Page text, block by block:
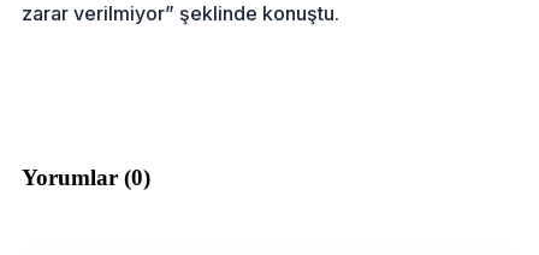
zarar verilmiyor” şeklinde konuştu.
Yorumlar (0)